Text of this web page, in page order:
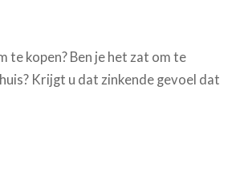
te kopen? Ben je het zat om te
Krijgt u dat zinkende gevoel dat